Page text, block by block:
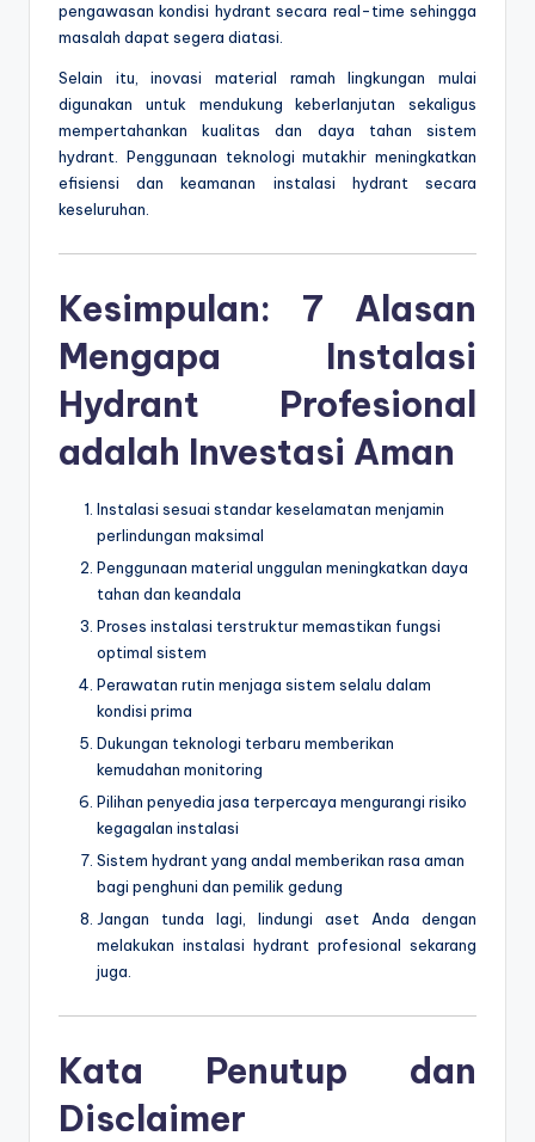
pengawasan kondisi hydrant secara real-time sehingga
masalah dapat segera diatasi.
Selain itu, inovasi material ramah lingkungan mulai
digunakan untuk mendukung keberlanjutan sekaligus
mempertahankan kualitas dan daya tahan sistem
hydrant. Penggunaan teknologi mutakhir meningkatkan
efisiensi dan keamanan instalasi hydrant secara
keseluruhan.
Kesimpulan: 7 Alasan
Mengapa Instalasi
Hydrant Profesional
adalah Investasi Aman
Instalasi sesuai standar keselamatan menjamin
perlindungan maksimal
Penggunaan material unggulan meningkatkan daya
tahan dan keandala
Proses instalasi terstruktur memastikan fungsi
optimal sistem
Perawatan rutin menjaga sistem selalu dalam
kondisi prima
Dukungan teknologi terbaru memberikan
kemudahan monitoring
Pilihan penyedia jasa terpercaya mengurangi risiko
kegagalan instalasi
Sistem hydrant yang andal memberikan rasa aman
bagi penghuni dan pemilik gedung
Jangan tunda lagi, lindungi aset Anda dengan
melakukan instalasi hydrant profesional sekarang
juga.
Kata Penutup dan
Disclaimer